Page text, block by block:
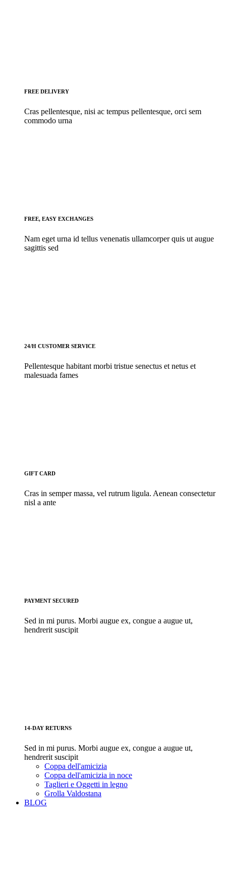
FREE DELIVERY
Cras pellentesque, nisi ac tempus pellentesque, orci sem
commodo urna
FREE, EASY EXCHANGES
Nam eget urna id tellus venenatis ullamcorper quis ut augue
sagittis sed
24/H CUSTOMER SERVICE
Pellentesque habitant morbi tristue senectus et netus et
malesuada fames
GIFT CARD
Cras in semper massa, vel rutrum ligula. Aenean consectetur
nisl a ante
PAYMENT SECURED
Sed in mi purus. Morbi augue ex, congue a augue ut,
hendrerit suscipit
14-DAY RETURNS
Sed in mi purus. Morbi augue ex, congue a augue ut,
hendrerit suscipit
Coppa dell'amicizia
Coppa dell'amicizia in noce
Taglieri e Oggetti in legno
Grolla Valdostana
BLOG